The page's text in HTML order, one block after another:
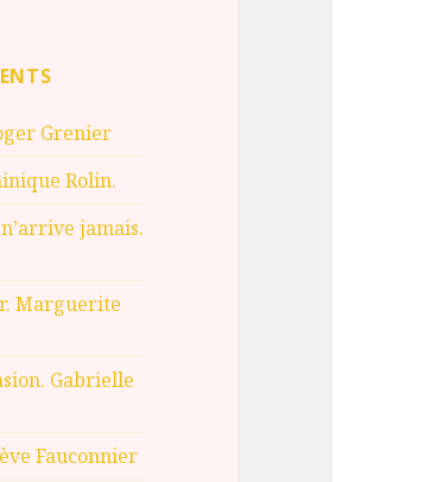
Grenier
Rolin.
jamais.
Marguerite
Gabrielle
Fauconnier